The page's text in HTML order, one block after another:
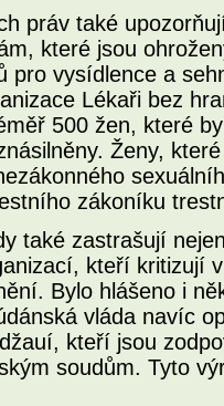
práv také
které jsou
pro vysídlence a
Lékaři bez
500 žen, které
Ženy,
zákoníku
také zastrašují
kteří kritizují
Bylo hlášeno i
vláda navíc
kteří jsou
soudům. Tyto